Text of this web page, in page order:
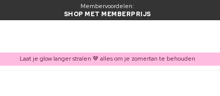
Membervoordelen:
SHOP MET MEMBERPRIJS
Laat je glow langer stralen 🤎 alles om je zomertan te behouden